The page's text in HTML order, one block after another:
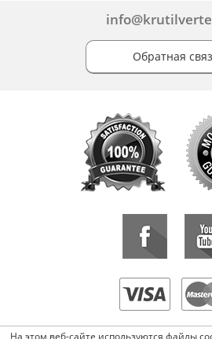
Обратная
«KrutilVertel» © 2015-2026 Все
На этом веб-сайте используются файлы